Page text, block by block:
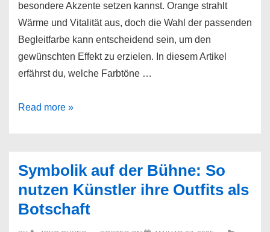
besondere Akzente setzen kannst. Orange strahlt
Wärme und Vitalität aus, doch die Wahl der passenden
Begleitfarbe kann entscheidend sein, um den
gewünschten Effekt zu erzielen. In diesem Artikel
erfährst du, welche Farbtöne …
Welche
Orange?
»
Farbenspiel
Read more »
Symbolik auf der Bühne: So
nutzen Künstler ihre Outfits als
Botschaft